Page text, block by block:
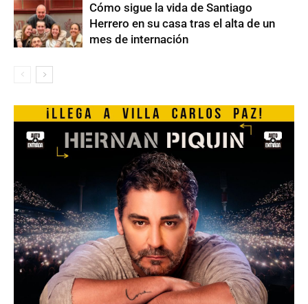
Cómo sigue la vida de Santiago
Herrero en su casa tras el alta de un
mes de internación